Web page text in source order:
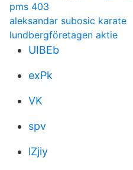
pms 403
aleksandar subosic karate
lundbergföretagen aktie
UIBEb
exPk
VK
spv
lZjiy